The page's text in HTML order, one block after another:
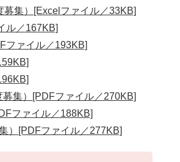
集）[Excelファイル／33KB]
ル／167KB]
ファイル／193KB]
集）[PDFファイル／270KB]
ファイル／188KB]
）[PDFファイル／277KB]